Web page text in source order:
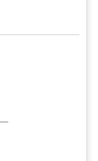
conforme CC BY 4.0.